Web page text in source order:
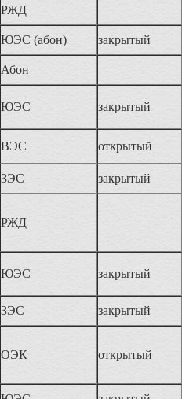
РЖД
ЮЭС (абон) закрытый
Абон
ЮЭС закрытый
ВЭС открытый
ЗЭС закрытый
РЖД
ЮЭС закрытый
ЗЭС закрытый
ОЭК открытый